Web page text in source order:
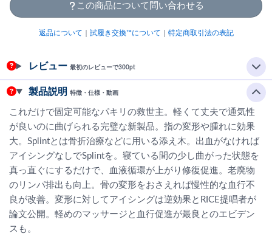
この商品について問い合わせる
返品について 試履き交換™について 特定商取引法の表記
レビュー 最初のレビューで300pt
製品説明 特徴・仕様・動画
これだけで固定可能なパキリの救世主。軽くて丈夫で通気性
が良いのに曲げられる完璧な新製品。指の変形や腫れに効果
大。Splintとは骨折治療などに用いる添え木。出血がなければ
アイシングなしでSplintを。寝ている間の少し曲がった状態を
真っ直ぐにするだけで、血液循環が上がり修復促進。老廃物
のリンパ排出も向上。骨の変形をおさえれば慢性的な血行不
良が改善。変形に対してアイシングは逆効果とRICE提唱者が
論文公開。軽めのマッサージと血行促進が最良とのエビデン
スも。